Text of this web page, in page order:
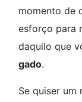
momento de
esforço para
daquilo que
gado.
Se quiser um